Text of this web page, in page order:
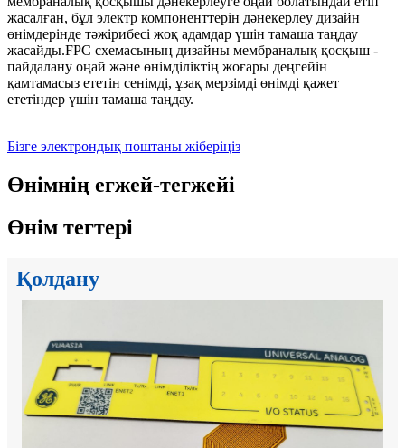
жасалған, бұл электр компоненттерін дәнекерлеу дизайн
өнімдерінде тәжірибесі жоқ адамдар үшін тамаша таңдау
жасайды.FPC схемасының дизайны мембраналық қосқыш -
пайдалану оңай және өнімділіктің жоғары деңгейін
қамтамасыз ететін сенімді, ұзақ мерзімді өнімді қажет
ететіндер үшін тамаша таңдау.
Бізге электрондық поштаны жіберіңіз
Өнімнің егжей-тегжейі
Өнім тегтері
Қолдану